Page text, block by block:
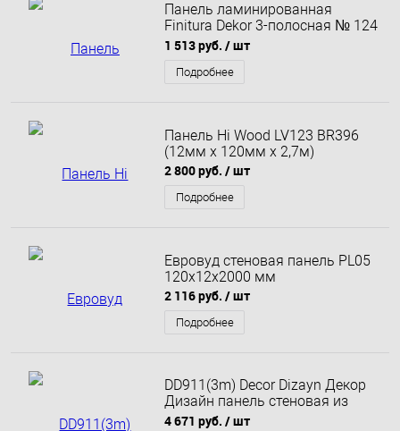
Панель ламинированная
Finitura Dekor 3-полосная № 124
125х10х2750 мм
1 513 руб. / шт
Подробнее
Панель Hi Wood LV123 BR396
(12мм х 120мм х 2,7м)
2 800 руб. / шт
Подробнее
Евровуд стеновая панель PL05
120x12x2000 мм
2 116 руб. / шт
Подробнее
DD911(3m) Decor Dizayn Декор
Дизайн панель стеновая из
полистирола 24x300
4 671 руб. / шт